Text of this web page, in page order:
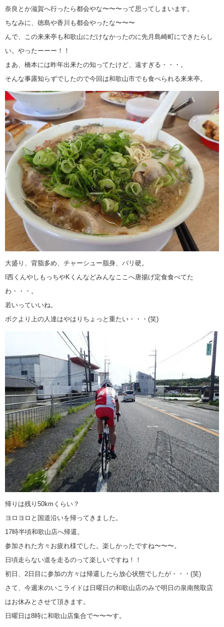
奈良とか滋賀へ行ったら都会やな〜〜〜って思ってしまいます。
ちなみに、徳島や香川も都会やったな〜〜〜
んで、この来来亭も和歌山にだけなかったのに先月島崎町にできたらし
い。やったーーー！！
まあ、橋本には昨年出来たの知ってたけど、遠すぎる・・・。
そんな事露知らずでしたので今回は和歌山市でも食べられる来来亭。
大盛り、背脂多め、チャーシュー脂身、バリ硬。
I西くんやしもっちやKくんなどみんなここへ唐揚げ定食食べてた
わ・・・。
若いっていいね。
ボクより上の人達はやはりちょっと重たい・・・(笑)
帰りは残り50kmくらい？
ヨロヨロと国道沿いを帰ってきました。
17時半頃和歌山店へ帰還。
参加された方々お疲れ様でした。楽しかったですね〜〜〜。
日頃走らない道を走るのって楽しいですね！！
初日、2日目に参加の方々は帰還したら放心状態でしたが・・・(笑)
さて、今週末のいこライドは日曜日の和歌山店のみで明日の泉南熊取店
はお休みとさせて頂きます。
日曜日は8時に和歌山店集合で〜〜〜す。